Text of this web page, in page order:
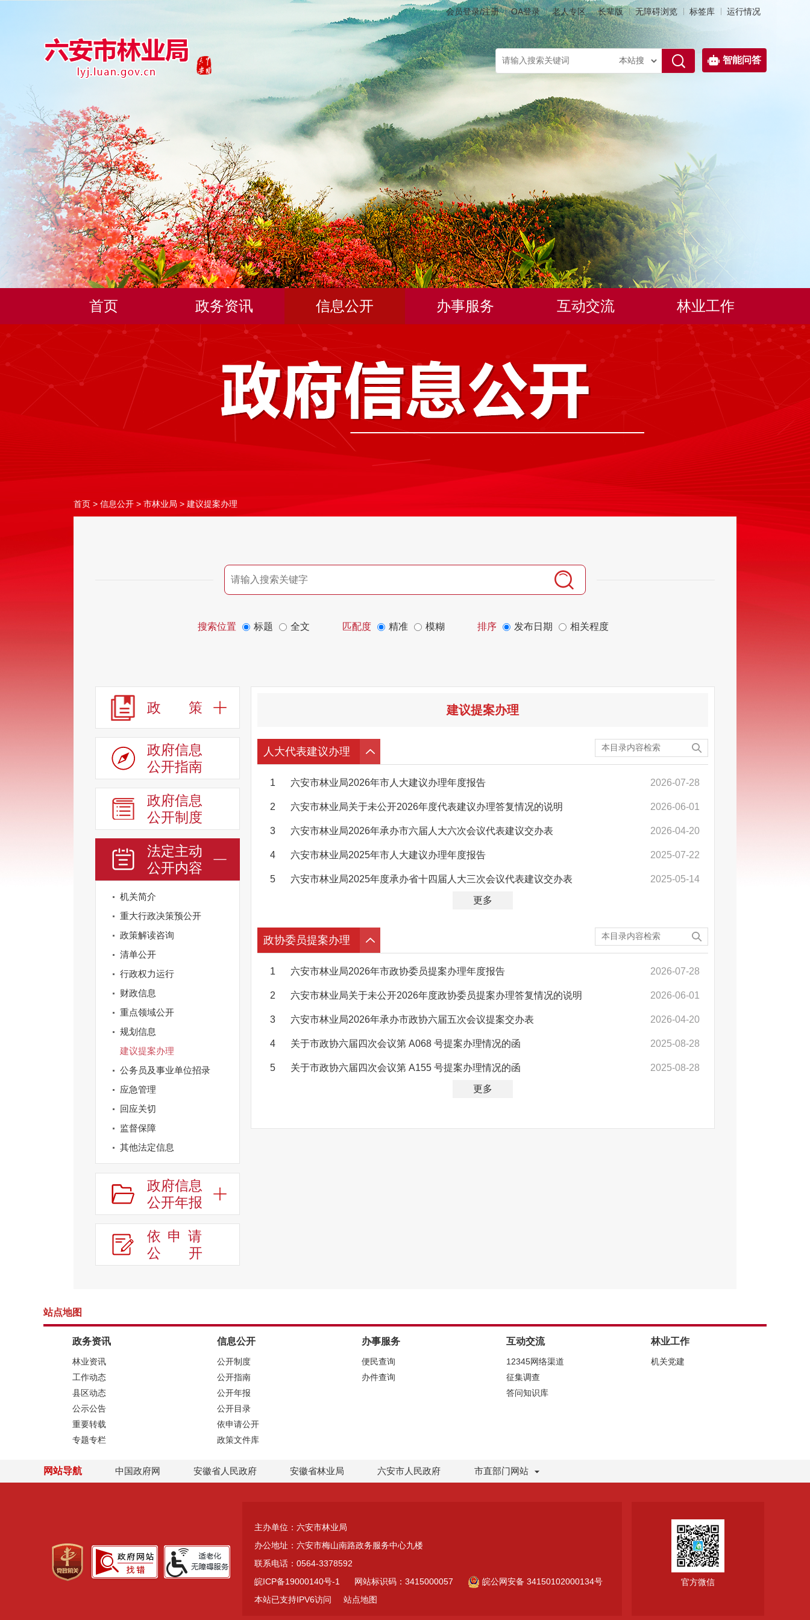
会员登录/注册 OA登录 老人专区 长辈版 无障碍浏览 标签库 运行情况
智能问答
首页 政务资讯 信息公开 办事服务 互动交流 林业工作
首页 > 信息公开 > 市林业局 > 建议提案办理
搜索位置 标题 全文 匹配度 精准 模糊 排序 发布日期 相关程度
政 策
政府信息
公开指南
政府信息
公开制度
法定主动
公开内容
机关简介
重大行政决策预公开
政策解读咨询
清单公开
行政权力运行
财政信息
重点领域公开
规划信息
建议提案办理
公务员及事业单位招录
应急管理
回应关切
监督保障
其他法定信息
政府信息
公开年报
依申请
公
开
建议提案办理
人大代表建议办理
1 六安市林业局2026年市人大建议办理年度报告 2026-07-28
2 六安市林业局关于未公开2026年度代表建议办理答复情况的说明 2026-06-01
3 六安市林业局2026年承办市六届人大六次会议代表建议交办表 2026-04-20
4 六安市林业局2025年市人大建议办理年度报告 2025-07-22
5 六安市林业局2025年度承办省十四届人大三次会议代表建议交办表 2025-05-14
更多
政协委员提案办理
1 六安市林业局2026年市政协委员提案办理年度报告 2026-07-28
2 六安市林业局关于未公开2026年度政协委员提案办理答复情况的说明 2026-06-01
3 六安市林业局2026年承办市政协六届五次会议提案交办表 2026-04-20
4 关于市政协六届四次会议第 A068 号提案办理情况的函 2025-08-28
5 关于市政协六届四次会议第 A155 号提案办理情况的函 2025-08-28
更多
站点地图
政务资讯
林业资讯
工作动态
县区动态
公示公告
重要转载
专题专栏
信息公开
公开制度
公开指南
公开年报
公开目录
依申请公开
政策文件库
办事服务
便民查询
办件查询
互动交流
12345网络渠道
征集调查
答问知识库
林业工作
机关党建
网站导航 中国政府网 安徽省人民政府 安徽省林业局 六安市人民政府 市直部门网站
主办单位：六安市林业局
办公地址：六安市梅山南路政务服务中心九楼
联系电话：0564-3378592
皖ICP备19000140号-1
网站标识码：3415000057
皖公网安备 34150102000134号
本站已支持IPV6访问
站点地图
官方微信